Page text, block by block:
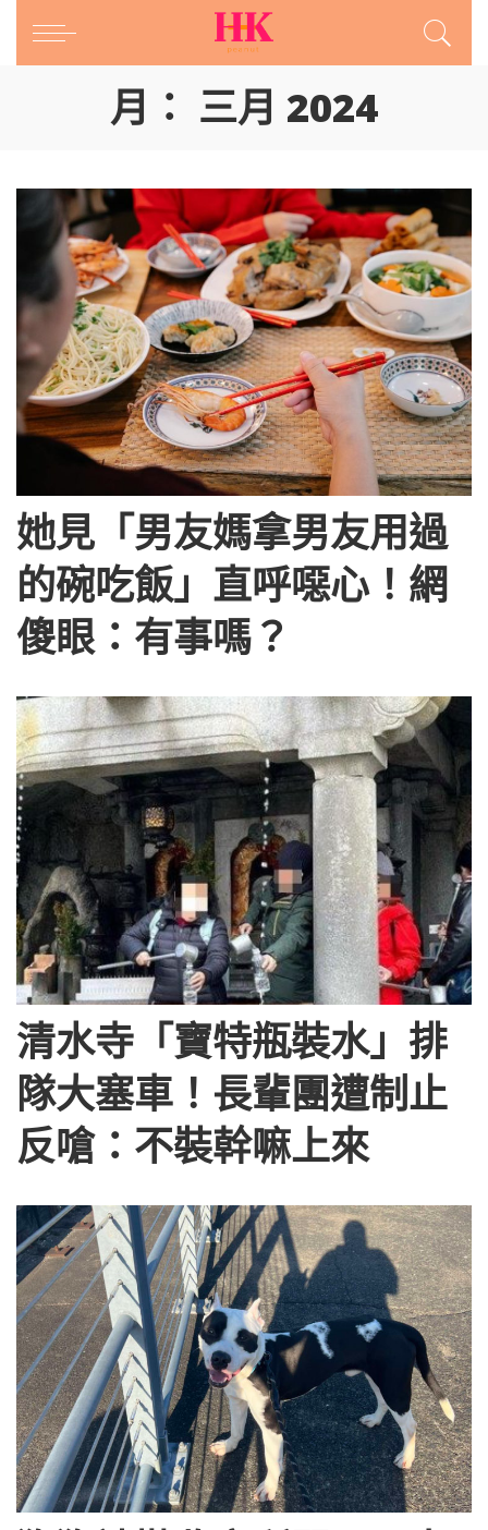
月： 三月 2024
她見「男友媽拿男友用過
的碗吃飯」直呼噁心！網
傻眼：有事嗎？
清水寺「寶特瓶裝水」排
隊大塞車！長輩團遭制止
反嗆：不裝幹嘛上來